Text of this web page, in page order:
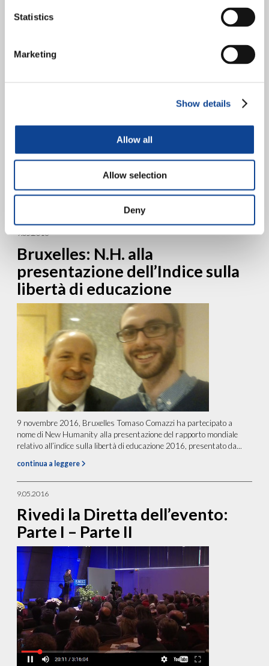
Statistics
Marketing
Show details
Allow all
Allow selection
Deny
Dottrina sociale della Chiesa, nello spirito della fraternità universale
I vari membri del Forum delle ONG di...
Parigi, 15 novembre 2016 –
Reinventare la pace Educare ad un umanesimo basato sull’unità
della famiglia umana Martedì, 15 novembre 2016 dalle 9,30 alle
9.05.2016
Bruxelles: N.H. alla
presentazione dell’Indice sulla
libertà di educazione
9 novembre 2016, Bruxelles Tomaso Comazzi ha partecipato a
nome di New Humanity alla presentazione del rapporto mondiale
relativo all’indice sulla libertà di educazione 2016, presentato da...
continua a leggere
9.05.2016
Rivedi la Diretta dell’evento:
Parte I – Parte II